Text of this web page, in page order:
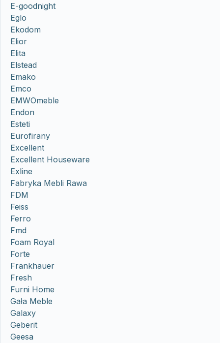
E-goodnight
Eglo
Ekodom
Elior
Elita
Elstead
Emako
Emco
EMWOmeble
Endon
Esteti
Eurofirany
Excellent
Excellent Houseware
Exline
Fabryka Mebli Rawa
FDM
Feiss
Ferro
Fmd
Foam Royal
Forte
Frankhauer
Fresh
Furni Home
Gała Meble
Galaxy
Geberit
Geesa